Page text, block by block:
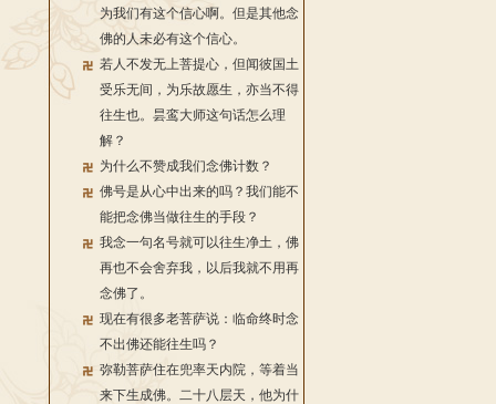
为我们有这个信心啊。但是其他念
佛的人未必有这个信心。
若人不发无上菩提心，但闻彼国土
受乐无间，为乐故愿生，亦当不得
往生也。昙鸾大师这句话怎么理
解？
为什么不赞成我们念佛计数？
佛号是从心中出来的吗？我们能不
能把念佛当做往生的手段？
我念一句名号就可以往生净土，佛
再也不会舍弃我，以后我就不用再
念佛了。
现在有很多老菩萨说：临命终时念
不出佛还能往生吗？
弥勒菩萨住在兜率天内院，等着当
来下生成佛。二十八层天，他为什